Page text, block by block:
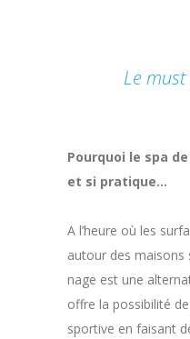
Le
Pourquoi le spa
et si pratique…
A l’heure où les
autour des maisons
nage est une
offre la possibilité
sportive en faisant